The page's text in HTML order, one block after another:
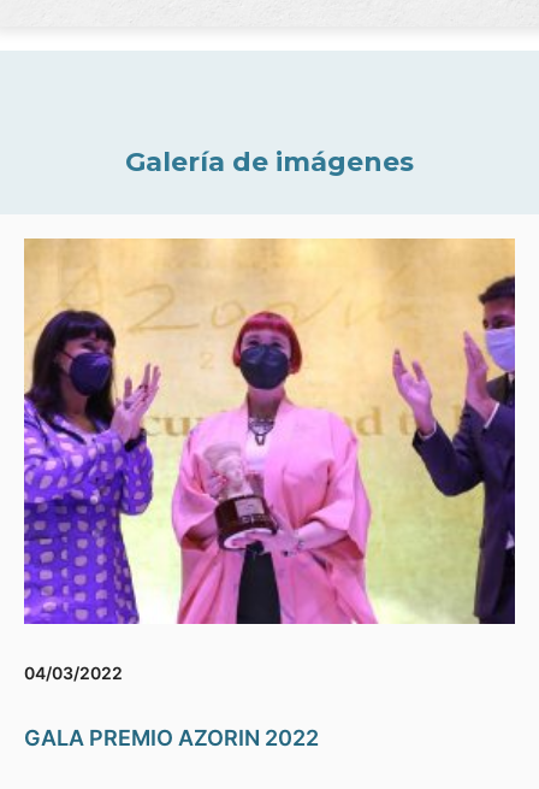
Galería de imágenes
04/03/2022
GALA PREMIO AZORIN 2022